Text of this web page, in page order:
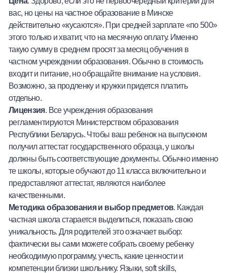
вас, но цены на частное образование в Минске
действительно «кусаются». При средней зарплате «по 500»
этого только и хватит, что на месячную оплату. Именно
такую сумму в среднем просят за месяц обучения в
частном учреждении образования. Обычно в стоимость
входит и питание, но обращайте внимание на условия.
Возможно, за продленку и кружки придется платить
отдельно.
Лицензия. Все учреждения образования
регламентируются Министерством образования
Республики Беларусь. Чтобы ваш ребенок на выпускном
получил аттестат государственного образца, у школы
должны быть соответствующие документы. Обычно именно
те школы, которые обучают до 11 класса включительно и
предоставляют аттестат, являются наиболее
качественными.
Методика образования и выбор предметов. Каждая
частная школа старается выделиться, показать свою
уникальность. Для родителей это означает выбор:
фактически вы сами можете собрать своему ребенку
необходимую программу, учесть, какие ценности и
компетенции близки школьнику. Языки, soft skills,